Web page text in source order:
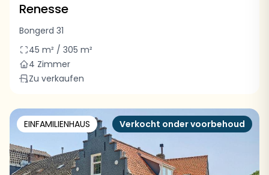
Renesse
Bongerd 31
45 m² / 305 m²
4 Zimmer
Zu verkaufen
EINFAMILIENHAUS Verkocht onder voorbehoud